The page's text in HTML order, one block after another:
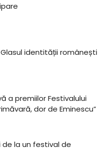
identității românești
a premiilor Festivalului
dor de Eminescu”
de la un festival de